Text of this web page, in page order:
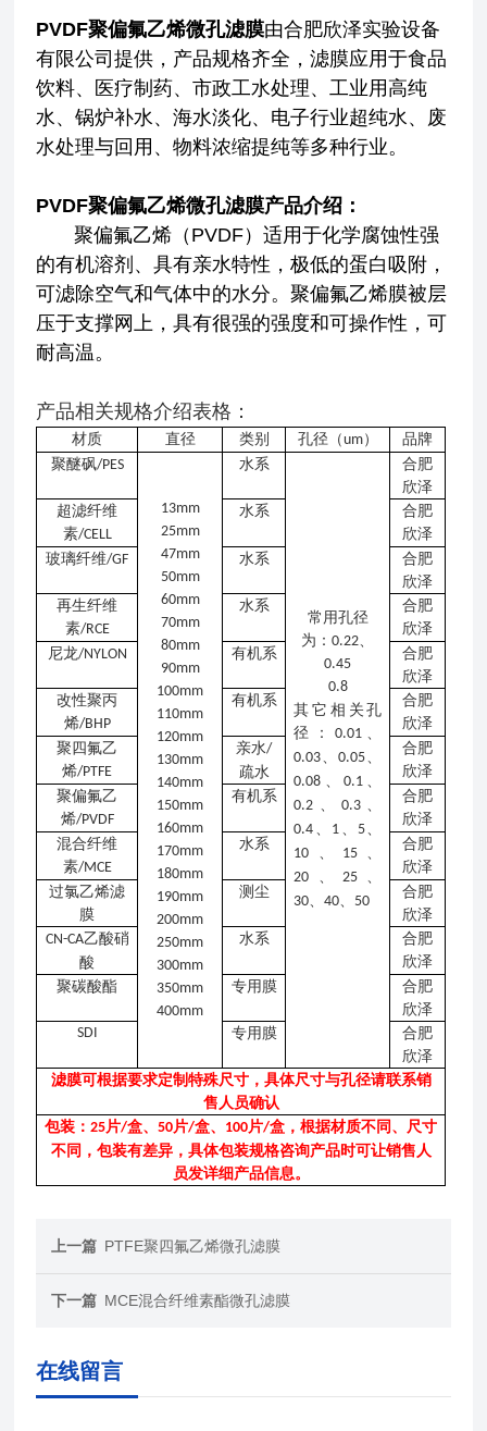
PVDF聚偏氟乙烯微孔滤膜由合肥欣泽实验设备
有限公司提供，产品规格齐全，滤膜应用于食品
饮料、医疗制药、市政工水处理、工业用高纯
水、锅炉补水、海水淡化、电子行业超纯水、废
水处理与回用、物料浓缩提纯等多种行业。
PVDF聚偏氟乙烯微孔滤膜产品介绍：
聚偏氟乙烯（PVDF）适用于化学腐蚀性强
的有机溶剂、具有亲水特性，极低的蛋白吸附，
可滤除空气和气体中的水分。聚偏氟乙烯膜被层
压于支撑网上，具有很强的强度和可操作性，可
耐高温。
产品相关规格介绍表格：
材质 直径 类别 孔径（um）
品牌
聚醚砜/PES
13mm
25mm
47mm
50mm
60mm
70mm
80mm
90mm
100mm
110mm
120mm
130mm
140mm
150mm
160mm
170mm
180mm
190mm
200mm
250mm
300mm
350mm
400mm
水系
常用孔径
为：0.22
0.45
0.8
其它相关孔
径： 0.01
0.03 、0.05
0.08 、0.1
0.2
0.3、
0.4
1 5
10
15
20
25
30 、40 50
合肥
欣泽
超滤纤维
素/CELL
水系
合肥
欣泽
玻璃纤维/GF 水系
合肥
欣泽
再生纤维
素/RCE
水系
合肥
欣泽
尼龙/NYLON 有机系
合肥
欣泽
改性聚丙
烯/BHP
有机系
合肥
欣泽
聚四氟乙
烯/PTFE
亲水/
疏水
合肥
欣泽
聚偏氟乙
烯/PVDF
有机系
合肥
欣泽
混合纤维
素/MCE
水系
合肥
欣泽
过氯乙烯滤
膜
测尘
合肥
欣泽
CN-CA乙酸硝
酸
水系
合肥
欣泽
聚碳酸酯
专用膜
合肥
欣泽
SDI
专用膜
合肥
欣泽
滤膜可根据要求定制特殊尺寸，具体尺寸与孔径请联系销
售人员确认
包装：25片/盒、50片/盒、 100片/盒，根据材质不同、尺寸
不同，包装有差异，具体包装规格咨询产品时可让销售人
员发详细产品信息。
上一篇 PTFE聚四氟乙烯微孔滤膜
下一篇 MCE混合纤维素酯微孔滤膜
在线留言